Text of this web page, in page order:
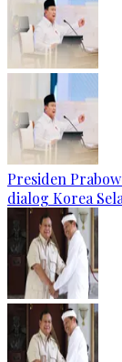
Presiden
dialog Korea